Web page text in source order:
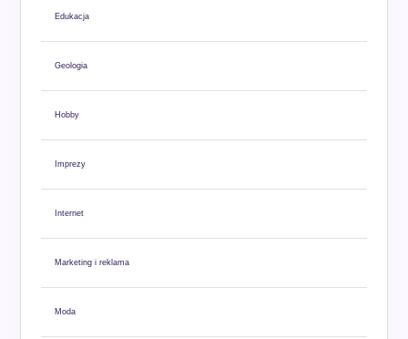
Edukacja
Geologia
Hobby
Imprezy
Internet
Marketing i reklama
Moda